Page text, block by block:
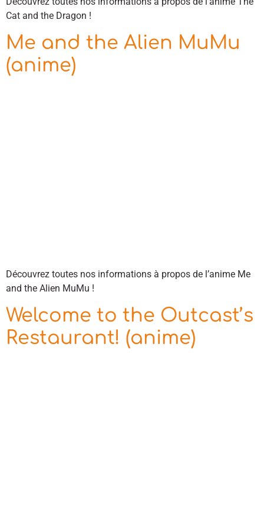
Cat and the Dragon !
Me and the Alien MuMu
(anime)
Découvrez toutes nos informations à propos de l’anime Me
and the Alien MuMu !
Welcome to the Outcast’s
Restaurant! (anime)